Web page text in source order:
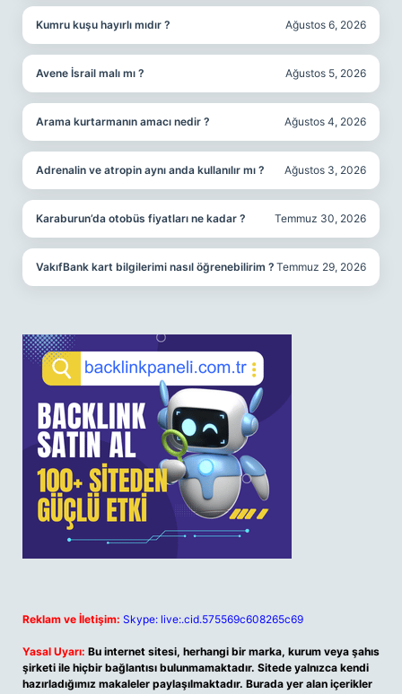
Kumru kuşu hayırlı mıdır ? Ağustos 6, 2026
Avene İsrail malı mı ? Ağustos 5, 2026
Arama kurtarmanın amacı nedir ? Ağustos 4, 2026
Adrenalin ve atropin aynı anda kullanılır mı ? Ağustos 3, 2026
Karaburun’da otobüs fiyatları ne kadar ? Temmuz 30, 2026
VakıfBank kart bilgilerimi nasıl öğrenebilirim ? Temmuz 29, 2026
Reklam ve İletişim: Skype: live:.cid.575569c608265c69
Yasal Uyarı: Bu internet sitesi, herhangi bir marka, kurum veya şahıs
şirketi ile hiçbir bağlantısı bulunmamaktadır. Sitede yalnızca kendi
hazırladığımız makaleler paylaşılmaktadır. Burada yer alan içerikler